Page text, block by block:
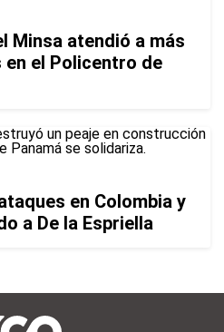
Minsa atendió a más
en el Policentro de
en Colombia y
a De la Espriella